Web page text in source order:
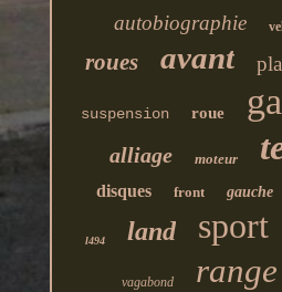
autobiographie
roues avant
suspension roue
alliage moteur
disques front gauche
l494 land sport
vagabond range